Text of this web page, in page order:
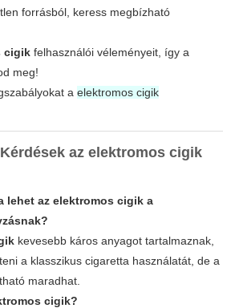
forrásból, keress megbízható
cigik felhasználói véleményeit, így a
meg!
a elektromos cigik
az elektromos cigik
lehet az elektromos cigik a
kevesebb káros anyagot tartalmaznak,
a klasszikus cigaretta használatát, de a
maradhat.
cigik?